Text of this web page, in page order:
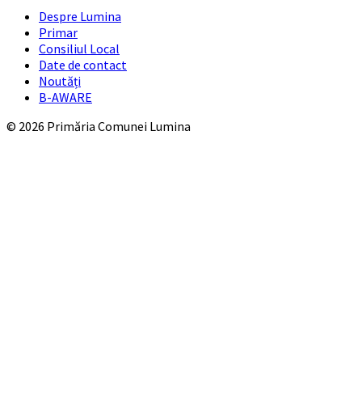
Despre Lumina
Primar
Consiliul Local
Date de contact
Noutăți
B-AWARE
© 2026 Primăria Comunei Lumina